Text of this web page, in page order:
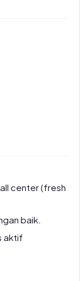
center (fresh
baik.
aktif